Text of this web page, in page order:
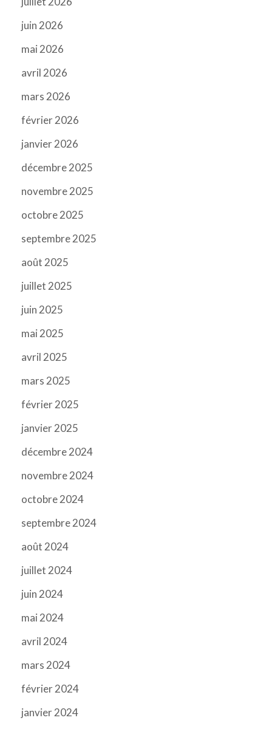
juin 2026
mai 2026
avril 2026
mars 2026
février 2026
janvier 2026
décembre 2025
novembre 2025
octobre 2025
septembre 2025
août 2025
juillet 2025
juin 2025
mai 2025
avril 2025
mars 2025
février 2025
janvier 2025
décembre 2024
novembre 2024
octobre 2024
septembre 2024
août 2024
juillet 2024
juin 2024
mai 2024
avril 2024
mars 2024
février 2024
janvier 2024